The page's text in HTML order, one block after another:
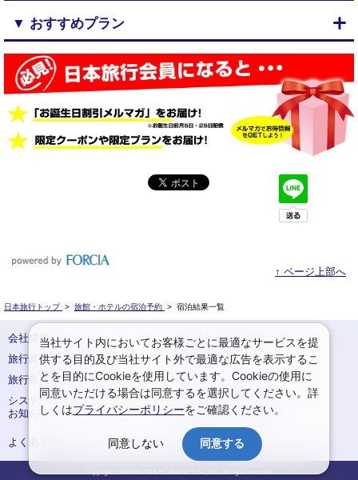
▼ おすすめプラン
↑ ページ上部へ
日本旅行トップ > 旅館・ホテルの宿泊予約 > 宿泊結果一覧
会社情報
プライバシーポリシー
旅行業登録票・約款
規約集
旅行条件書
サイトマップ
システムメンテナンスの
お知らせ
お申込みまでの手順
よくある質問
予約確認・変更
当社サイト内においてお客様ごとに最適なサービスを提
供する目的及び当社サイト外で最適な広告を表示するこ
とを目的にCookieを使用しています。Cookieの使用に
同意いただける場合は同意するを選択してください。詳
しくはプライバシーポリシーをご確認ください。
同意しない 同意する